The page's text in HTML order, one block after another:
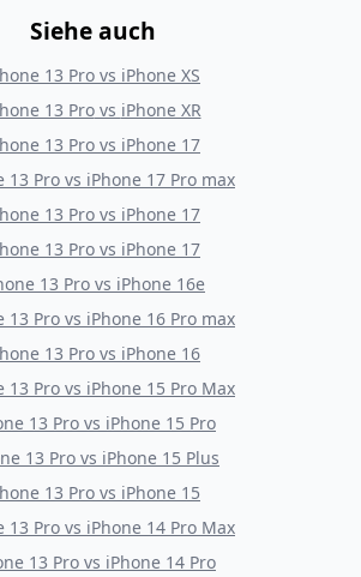
Siehe auch
13 Pro vs iPhone XS
13 Provs iPhone XR
13 Pro vs iPhone 17
13 Pro vs iPhone 17 Pro max
13 Pro vs iPhone 17
13 Pro vs iPhone 17
13 Pro vs iPhone 16e
13 Pro vs iPhone 16 Pro max
13 Pro vs iPhone 16
13 Pro vs iPhone 15 Pro Max
13 Pro vs iPhone 15 Pro
13 Pro vs iPhone 15 Plus
13 Pro vs iPhone 15
13 Pro vs iPhone 14 Pro Max
13 Pro vs iPhone 14 Pro